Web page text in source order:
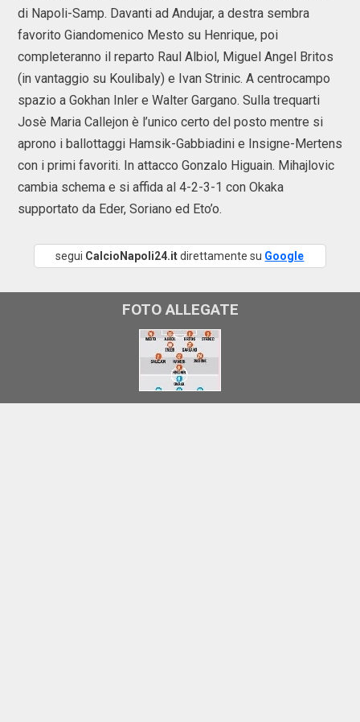
di Napoli-Samp. Davanti ad Andujar, a destra sembra
favorito Giandomenico Mesto su Henrique, poi
completeranno il reparto Raul Albiol, Miguel Angel Britos
(in vantaggio su Koulibaly) e Ivan Strinic. A centrocampo
spazio a Gokhan Inler e Walter Gargano. Sulla trequarti
Josè Maria Callejon è l’unico certo del posto mentre si
aprono i ballottaggi Hamsik-Gabbiadini e Insigne-Mertens
con i primi favoriti. In attacco Gonzalo Higuain. Mihajlovic
cambia schema e si affida al 4-2-3-1 con Okaka
supportato da Eder, Soriano ed Eto’o.
segui CalcioNapoli24.itdirettamente su Google
FOTO ALLEGATE